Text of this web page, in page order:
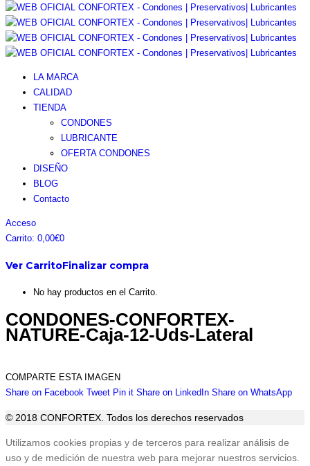
LA MARCA
CALIDAD
TIENDA
CONDONES
LUBRICANTE
OFERTA CONDONES
DISEÑO
BLOG
Contacto
Facebook
page
in
Instagram
page
in
Pinterest
page
in
Twitter
page
in
Acceso
Carrito: 0,00€0
Ver CarritoFinalizar compra
No hay productos en el Carrito.
CONDONES-CONFORTEX-
NATURE-Caja-12-Uds-Lateral
COMPARTE ESTA IMAGEN
Share on Facebook Share
Facebook
TweetShare
Twitter
Pin itShare
Pinterest
Share on LinkedInShare
LinkedIn
Share on WhatsApp
© 2018 CONFORTEX. Todos los derechos reservados
Ir
a
Utilizamos cookies propias y de terceros para realizar análisis de
uso y de medición de nuestra web para mejorar nuestros servicios.